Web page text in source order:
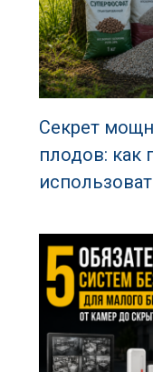
Секрет
плодов: как